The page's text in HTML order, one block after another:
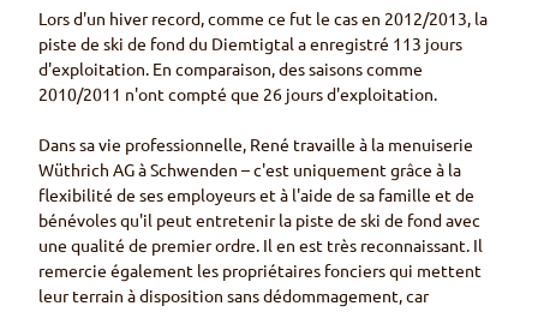
Lors d'un hiver record, comme ce fut le cas en 2012/2013, la
piste de ski de fond du Diemtigtal a enregistré 113 jours
d'exploitation. En comparaison, des saisons comme
2010/2011 n'ont compté que 26 jours d'exploitation.
Dans sa vie professionnelle, René travaille à la menuiserie
Wüthrich AGàSchwenden – c'est uniquement grâce à la
flexibilité de ses employeurs et à l'aide de sa famille et de
bénévoles qu'il peut entretenir la piste de ski de fond avec
une qualité de premier ordre. Il en est très reconnaissant. Il
remercie également les propriétaires fonciers qui mettent
leur terrain à disposition sans dédommagement, car